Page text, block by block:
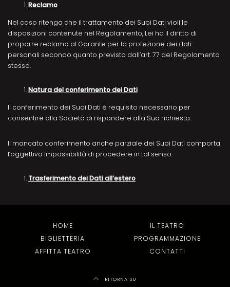
Reclamo
Nel caso ritenga che il trattamento dei Suoi Dati violi le
disposizioni contenute nel Regolamento, Lei ha il diritto di
proporre reclamo al Garante per la protezione dei dati
personali secondo quanto previsto dall’art. 77 del Regolamento
stesso.
Natura del conferimento dei Dati
Il conferimento dei Suoi Dati è requisito necessario per
consentire alla Società di rispondere alla Sua richiesta.
Il mancato conferimento anche parziale dei Suoi Dati comporta
l’oggettiva impossibilità di procedere in tal senso.
Trasferimento dei Dati all’estero
HOME
IL TEATRO
BIGLIETTERIA
PROGRAMMAZIONE
AFFITTA TEATRO
CONTATTI
RITORNA SU